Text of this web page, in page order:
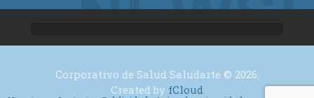
Corporativo de Salud Saludarte © 2026.
Created by fCloud